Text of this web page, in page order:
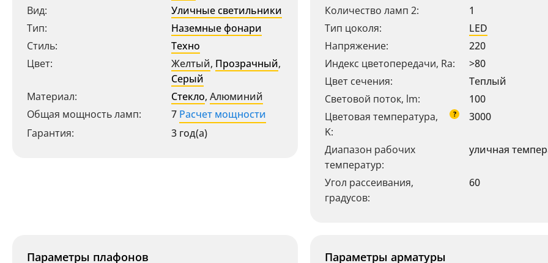
Вид:
Уличные светильники
Тип:
Наземные фонари
Стиль:
Техно
Цвет:
Желтый, Прозрачный,
Серый
Материал:
Стекло, Алюминий
Общая мощность ламп:
7 Расчет мощности
Гарантия:
3 год(а)
Количество ламп 2:
1
Тип цоколя:
LED
Напряжение:
220
Индекс цветопередачи, Ra:
>80
Цвет сечения:
Теплый
Световой поток, lm:
100
Цветовая температура,
K:
? 3000
Диапазон рабочих
температур:
уличная
Угол рассеивания,
градусов:
60
Параметры плафонов Параметры арматуры